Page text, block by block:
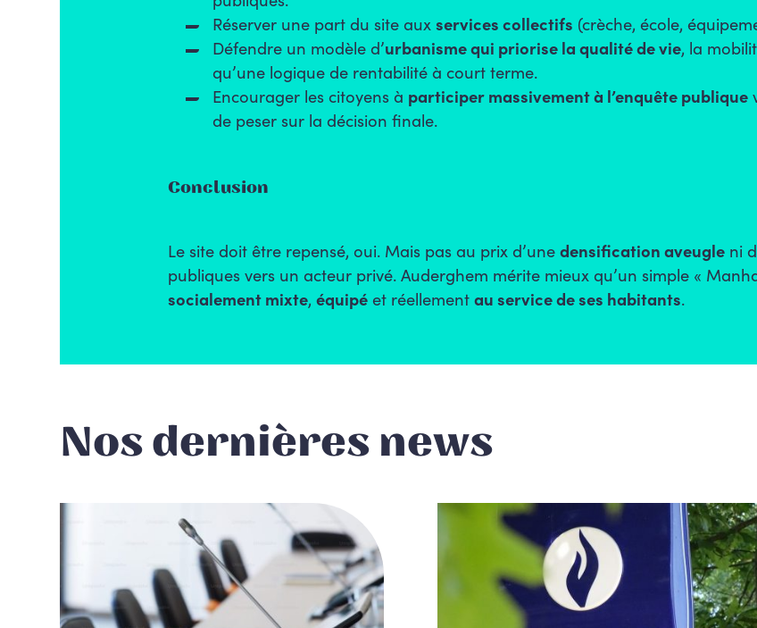
Réserver une part du site auxservices collectifs (crèche, école,
Défendre un modèle d’urbanisme qui priorise la qualité de vie, la
qu’une logique de rentabilité à court terme.
Encourager les citoyens à participer massivement à l’enquête publique
de peser sur la décision finale.
Conclusion
Le site doit être repensé, oui. Mais pas au prix d’unedensification aveugleni
publiques vers un acteur privé. Auderghem mérite mieux qu’un simple «
socialement mixte, équipéet réellementau service de ses habitants.
Nos dernières news